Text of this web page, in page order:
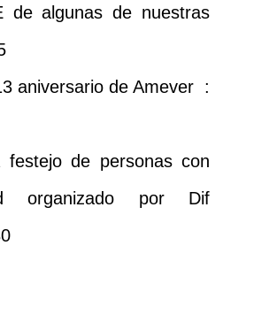
de algunas de nuestras
aniversario de Amever :
festejo de personas con
organizado por Dif